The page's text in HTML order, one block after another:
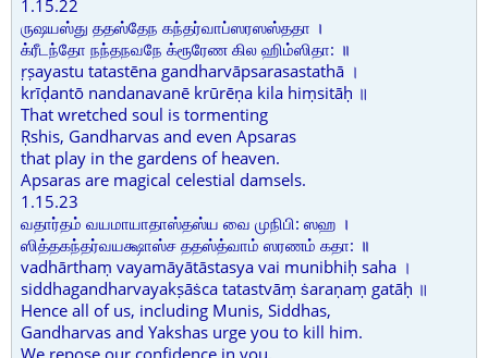
1.15.22
ருஷயஸ்து ததஸ்தேந கந்தர்வாப்ஸரஸஸ்ததா ।
க்ரீடந்தோ நந்தநவநே க்ரூரேண கில ஹிம்ஸிதா: ॥
ṛṣayastu tatastēna gandharvāpsarasastathā ।
krīḍantō nandanavanē krūrēṇa kila hiṃsitāḥ ॥
That wretched soul is tormenting
Ṛshis, Gandharvas and even Apsaras
that play in the gardens of heaven.
Apsaras are magical celestial damsels.
1.15.23
வதார்தம் வயமாயாதாஸ்தஸ்ய வை முநிபி: ஸஹ ।
ஸித்தகந்தர்வயக்ஷாஸ்ச ததஸ்த்வாம் ஸரணம் கதா: ॥
vadhārthaṃ vayamāyātāstasya vai munibhiḥ saha ।
siddhagandharvayakṣāṡca tatastvāṃ ṡaraṇaṃ gatāḥ ॥
Hence all of us, including Munis, Siddhas,
Gandharvas and Yakshas urge you to kill him.
We repose our confidence in you.